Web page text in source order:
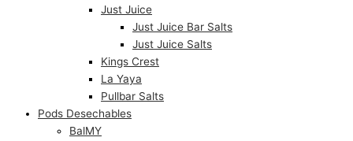
Just Juice
Just Juice Bar Salts
Just Juice Salts
Kings Crest
La Yaya
Pullbar Salts
Pods Desechables
BalMY